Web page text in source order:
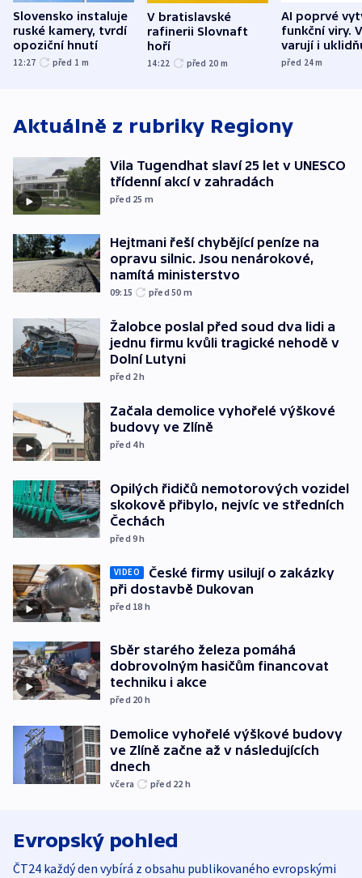
Slovensko instaluje
ruské kamery, tvrdí
opoziční hnutí
12:27 před 1 m
V bratislavské
rafinerii Slovnaft
hoří
14:22 před 20 m
AI poprvé
funkční viry.
varují i
před 24m
Aktuálně z rubriky Regiony
Vila Tugendhat slaví 25 let v UNESCO
třídenní akcí v zahradách
před 25 m
Hejtmani řeší chybějící peníze na
opravu silnic. Jsou nenárokové,
namítá ministerstvo
09:15 před 50 m
Žalobce poslal před soud dva lidi a
jednu firmu kvůli tragické nehodě v
Dolní Lutyni
před 2h
Začala demolice vyhořelé výškové
budovy ve Zlíně
před 4h
Opilých řidičů nemotorových vozidel
skokově přibylo, nejvíc ve středních
Čechách
před 9h
VIDEO
České firmy usilují o zakázky
při dostavbě Dukovan
před 18 h
Sběr starého železa pomáhá
dobrovolným hasičům financovat
techniku i akce
před 20 h
Demolice vyhořelé výškové budovy
ve Zlíně začne až v následujících
dnech
včera před 22 h
Evropský pohled
ČT24 každý den vybírá z obsahu publikovaného evropskými